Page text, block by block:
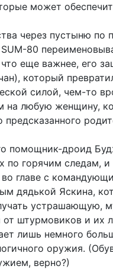
может
через пустыню по
80
еще важнее, его
который
силой, чем-то
на любую женщину,
предсказанного
помощник-дроид
по горячим следам,
главе с
дядькой Яскина,
устрашающую,
от штурмовиков и их
лишь немного
оружия.
верно?)